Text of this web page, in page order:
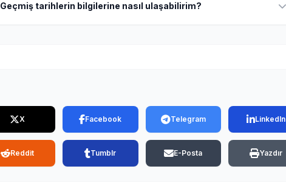
Geçmiş tarihlerin bilgilerine nasıl ulaşabilirim?
X Facebook Telegram LinkedIn
Reddit Tumblr E-Posta Yazdır